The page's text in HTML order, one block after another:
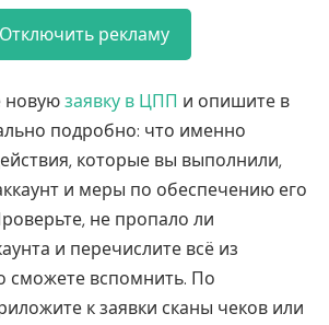
Отключить рекламу
новуюзаявку в ЦПП и опишите в
подробно: что именно
которые вы выполнили,
и меры по обеспечению его
не пропало ли
и перечислите всё из
сможете вспомнить. По
к заявки сканы чеков или